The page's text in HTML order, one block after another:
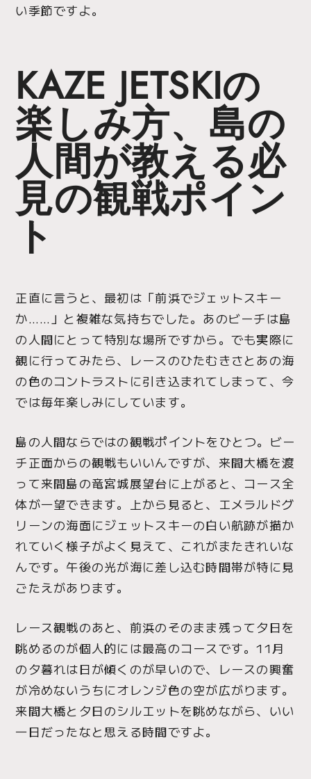
い季節ですよ。
KAZE JETSKIの
楽しみ方、島の
人間が教える必
見の観戦ポイン
ト
正直に言うと、最初は「前浜でジェットスキー
か……」と複雑な気持ちでした。あのビーチは島
の人間にとって特別な場所ですから。でも実際に
観に行ってみたら、レースのひたむきさとあの海
の色のコントラストに引き込まれてしまって、今
では毎年楽しみにしています。
島の人間ならではの観戦ポイントをひとつ。ビー
チ正面からの観戦もいいんですが、来間大橋を渡
って来間島の竜宮城展望台に上がると、コース全
体が一望できます。上から見ると、エメラルドグ
リーンの海面にジェットスキーの白い航跡が描か
れていく様子がよく見えて、これがまたきれいな
んです。午後の光が海に差し込む時間帯が特に見
ごたえがあります。
レース観戦のあと、前浜のそのまま残って夕日を
眺めるのが個人的には最高のコースです。11月
の夕暮れは日が傾くのが早いので、レースの興奮
が冷めないうちにオレンジ色の空が広がります。
来間大橋と夕日のシルエットを眺めながら、いい
一日だったなと思える時間ですよ。